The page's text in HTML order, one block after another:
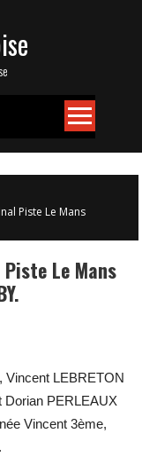
Piste Le Mans
Le Mans
Vincent LEBRETON
Dorian PERLEAUX
Vincent 3ème,